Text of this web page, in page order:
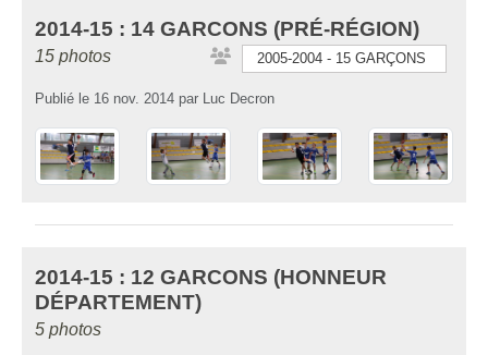
2014-15 : 14 GARCONS (PRÉ-RÉGION)
15 photos 2005-2004 - 15 GARÇONS
Publié le 16 nov. 2014 par Luc Decron
2014-15 : 12 GARCONS (HONNEUR
DÉPARTEMENT)
5 photos